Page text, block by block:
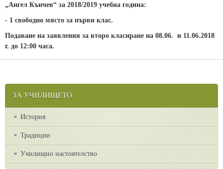
„Ангел Кънчев“ за 2018/2019 учебна година:
- 1 свободно място за първи клас.
Подаване на заявления за второ класиране на 08.06. и 11.06.2018
г. до 12:00 часа.
ЗА УЧИЛИЩЕТО
История
Традиции
Училищно настоятелство